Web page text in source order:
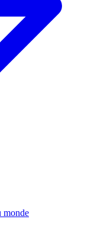
monde